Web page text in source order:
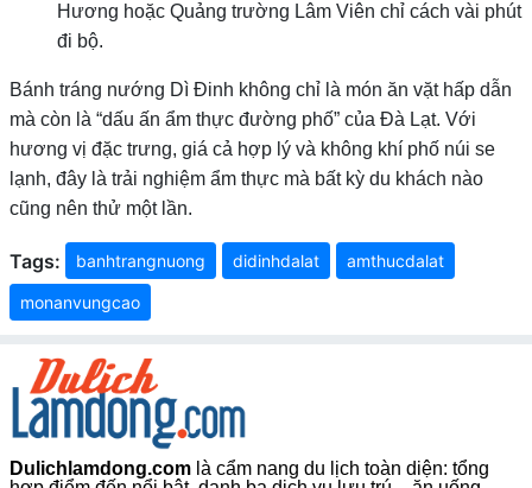
Hương hoặc Quảng trường Lâm Viên chỉ cách vài phút
đi bộ.
Bánh tráng nướng Dì Đinh không chỉ là món ăn vặt hấp dẫn
mà còn là “dấu ấn ẩm thực đường phố” của Đà Lạt. Với
hương vị đặc trưng, giá cả hợp lý và không khí phố núi se
lạnh, đây là trải nghiệm ẩm thực mà bất kỳ du khách nào
cũng nên thử một lần.
Tags: banhtrangnuong didinhdalat amthucdalat
monanvungcao
Dulichlamdong.com là cẩm nang du lịch toàn diện: tổng